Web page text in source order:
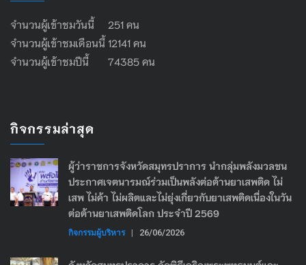
จำนวนผู้เข้าชมวันนี้ 251 คน
จำนวนผู้เข้าชมเดือนนี้ 12141 คน
จำนวนผู้เข้าชมปีนี้ 74385 คน
กิจกรรมล่าสุด
ผู้ว่าราชการจังหวัดสมุทรปราการ นำกลุ่มพลังมวลชน
ประกาศเจตนารมณ์ร่วมเป็นพลังต่อต้านยาเสพติด ไม่
เสพ ไม่ค้า ไม่ผลิตและไม่ยุ่งเกี่ยวกับยาเสพติดเนื่องในวัน
ต่อต้านยาเสพติดโลก ประจำปี 2569
กิจกรรมผู้บริหาร | 26/06/2026